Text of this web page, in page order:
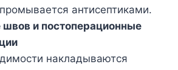
антисептиками.
и постоперационные
накладываются